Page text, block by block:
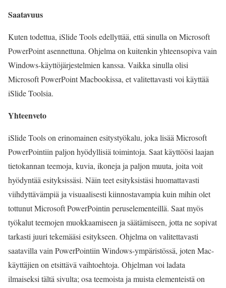
Saatavuus
Kuten todettua, iSlide Tools edellyttää, että sinulla on Microsoft
PowerPoint asennettuna. Ohjelma on kuitenkin yhteensopiva vain
Windows-käyttöjärjestelmien kanssa. Vaikka sinulla olisi
Microsoft PowerPoint Macbookissa, et valitettavasti voi käyttää
iSlide Toolsia.
Yhteenveto
iSlide Tools on erinomainen esitystyökalu, joka lisää Microsoft
PowerPointiin paljon hyödyllisiä toimintoja. Saat käyttöösi laajan
tietokannan teemoja, kuvia, ikoneja ja paljon muuta, joita voit
hyödyntää esityksissäsi. Näin teet esityksistäsi huomattavasti
viihdyttävämpiä ja visuaalisesti kiinnostavampia kuin mihin olet
tottunut Microsoft PowerPointin peruselementeillä. Saat myös
työkalut teemojen muokkaamiseen ja säätämiseen, jotta ne sopivat
tarkasti juuri tekemääsi esitykseen. Ohjelma on valitettavasti
saatavilla vain PowerPointiin Windows-ympäristössä, joten Mac-
käyttäjien on etsittävä vaihtoehtoja. Ohjelman voi ladata
ilmaiseksi tältä sivulta; osa teemoista ja muista elementeistä on